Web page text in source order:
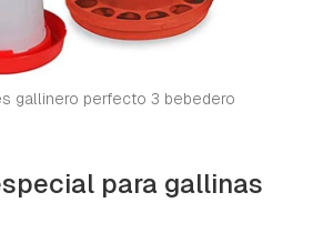
gallinero perfecto 3 bebedero
para gallinas